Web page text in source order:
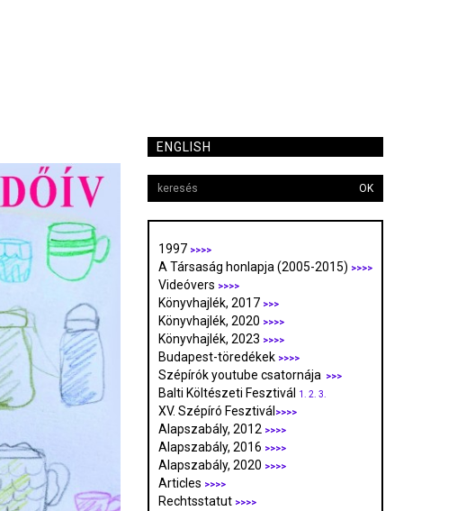
ENGLISH
OK
1997 >>>>
A Társaság honlapja (2005-2015) >>>>
Videóvers >>>>
Könyvhajlék, 2017 >>>
Könyvhajlék, 2020 >>>>
Könyvhajlék, 2023 >>>>
Budapest-töredékek >>>>
Szépírók youtube csatornája >>>
Balti Költészeti Fesztivál 1. 2. 3.
XV. Szépíró Fesztivál >>>>
Alapszabály, 2012 >>>>
Alapszabály, 2016 >>>>
Alapszabály, 2020 >>>>
Articles >>>>
Rechtsstatut >>>>